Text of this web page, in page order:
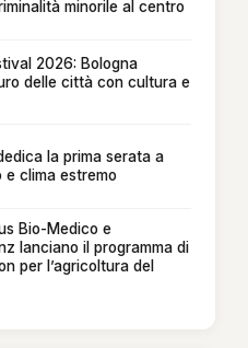
minorile al centro
2026: Bologna
delle città con cultura e
la prima serata a
e clima estremo
Bio-Medico e
lanciano il programma di
per l’agricoltura del